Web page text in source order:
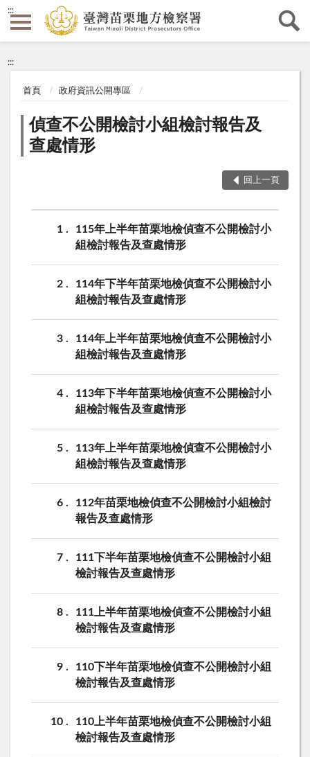
:::
:::
首頁 政府資訊公開專區
偵查不公開檢討小組檢討報告及
查處情形
回上一頁
1
115年上半年苗栗地檢偵查不公開檢討小
組檢討報告及查處情形
2
114年下半年苗栗地檢偵查不公開檢討小
組檢討報告及查處情形
3
114年上半年苗栗地檢偵查不公開檢討小
組檢討報告及查處情形
4
113年下半年苗栗地檢偵查不公開檢討小
組檢討報告及查處情形
5
113年上半年苗栗地檢偵查不公開檢討小
組檢討報告及查處情形
6
112年苗栗地檢偵查不公開檢討小組檢討
報告及查處情形
7
111下半年苗栗地檢偵查不公開檢討小組
檢討報告及查處情形
8
111上半年苗栗地檢偵查不公開檢討小組
檢討報告及查處情形
9
110下半年苗栗地檢偵查不公開檢討小組
檢討報告及查處情形
10
110上半年苗栗地檢偵查不公開檢討小組
檢討報告及查處情形